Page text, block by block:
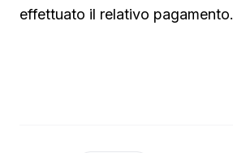
effettuato il relativo pagamento.